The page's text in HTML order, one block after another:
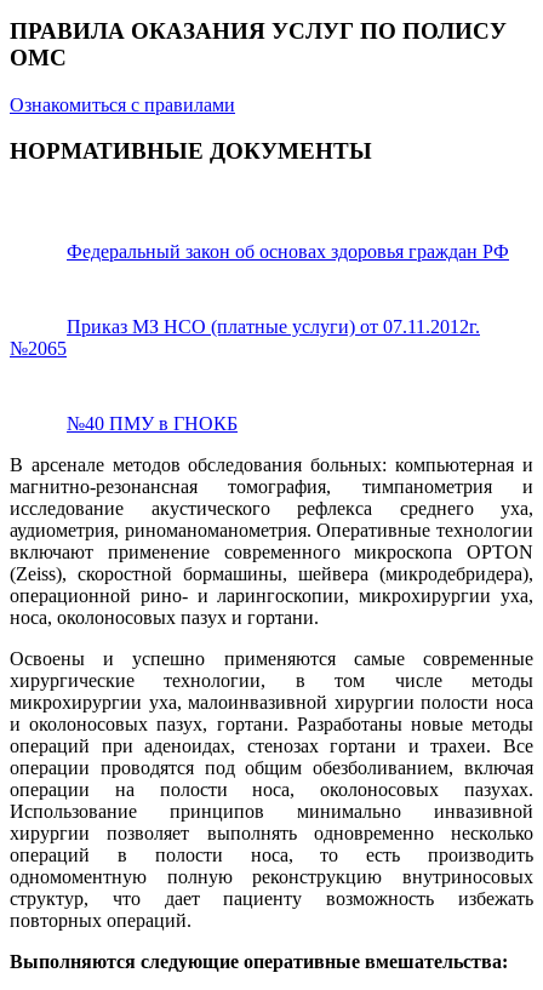
ПРАВИЛА ОКАЗАНИЯ УСЛУГ ПО ПОЛИСУ
ОМС
Ознакомиться с правилами
НОРМАТИВНЫЕ ДОКУМЕНТЫ
Федеральный закон об основах здоровья граждан РФ
Приказ МЗ НСО (платные услуги) от 07.11.2012г.
№2065
№40 ПМУ в ГНОКБ
В арсенале методов обследования больных: компьютерная и
магнитно-резонансная томография, тимпанометрия и
исследование акустического рефлекса среднего уха,
аудиометрия, риноманоманометрия. Оперативные технологии
включают применение современного микроскопа OPTON
(Zeiss), скоростной бормашины, шейвера (микродебридера),
операционной рино- и ларингоскопии, микрохирургии уха,
носа, околоносовых пазух и гортани.
Освоены и успешно применяются самые современные
хирургические технологии, в том числе методы
микрохирургии уха, малоинвазивной хирургии полости носа
и околоносовых пазух, гортани. Разработаны новые методы
операций при аденоидах, стенозах гортани и трахеи. Все
операции проводятся под общим обезболиванием, включая
операции на полости носа, околоносовых пазухах.
Использование принципов минимально инвазивной
хирургии позволяет выполнять одновременно несколько
операций в полости носа, то есть производить
одномоментную полную реконструкцию внутриносовых
структур, что дает пациенту возможность избежать
повторных операций.
Выполняются следующие оперативные вмешательства: